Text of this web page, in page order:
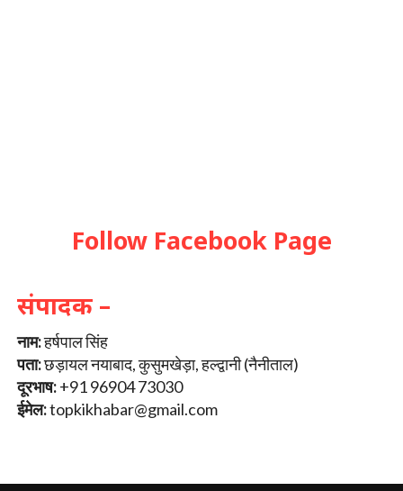
Follow Facebook Page
संपादक –
नाम:हर्षपाल सिंह
पता:छड़ायल नयाबाद, कुसुमखेड़ा, हल्द्वानी (नैनीताल)
दूरभाष:+91 96904 73030
ईमेल:topkikhabar@gmail.com